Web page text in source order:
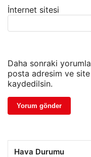
İnternet sitesi
Daha sonraki
posta adresim ve site
kaydedilsin.
Hava Durumu